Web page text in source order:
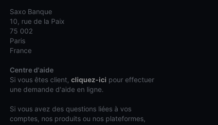
Saxo Banque
10, rue de la Paix
75 002
Paris
France
Centre d'aide
Si vous êtes client, cliquez-ici pour effectuer
une demande d'aide en ligne.
Si vous avez des questions liées à vos
comptes, nos produits ou nos plateformes,